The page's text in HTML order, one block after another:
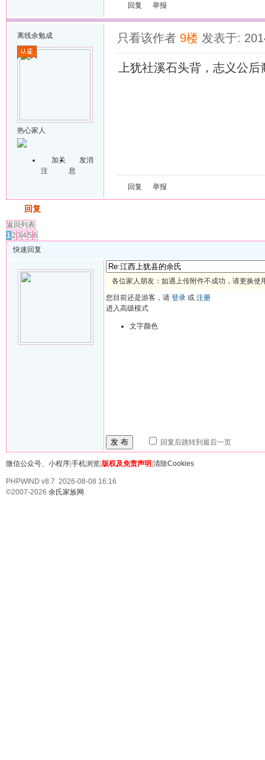
回复 举报
离线余勉成
热心家人
加关
注
发消
息
只看该作者 9楼 发表于:
上犹社溪石头背，志义公
回复 举报
回复
返回列表
12 3 45 6
快速回复
各位家人朋友：如遇上传附件不成功，请更换使
您目前还是游客，请 登录 或 注册
进入高级模式
文字颜色
发 布 回复后跳转到最后一页
微信公众号、小程序 手机浏览 版权及免责声明 清除Cookies
PHPWIND v8.7 2026-08-08 16:16
©2007-2026 余氏家族网